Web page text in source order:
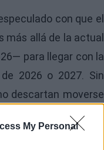
My Personal
con que el
más allá de la actual
para llegar con la
2026 o 2027. Sin
descartan moverse
de contribuir a